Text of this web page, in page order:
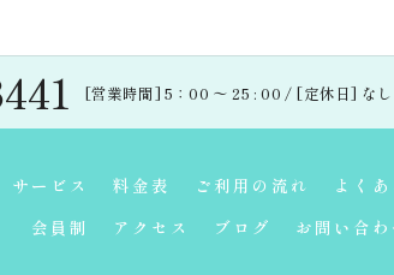
[営業時間] 5：00 〜 25 : 00 / [定休日] なし
サービス 料金表 ご利用の流れ よく
会員制
アクセス ブログ お問い合わ